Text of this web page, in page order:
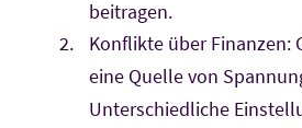
beitragen.
Konflikte über Finanzen:
eine Quelle von
Unterschiedliche